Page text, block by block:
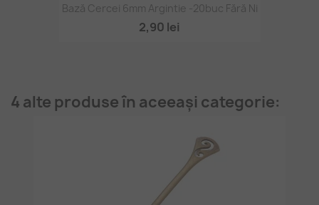
Bază Cercei 6mm Argintie -20buc Fără Ni
2,90 lei
4 alte produse în aceeași categorie: